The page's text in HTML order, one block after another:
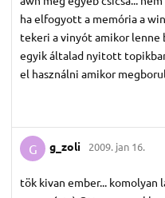
ha elfogyott a memória a
tekeri a vinyót amikor lenne
egyik általad nyitott
el használni amikor
G g_zoli 2009. jan 16.
tök kivan ember... komolyan